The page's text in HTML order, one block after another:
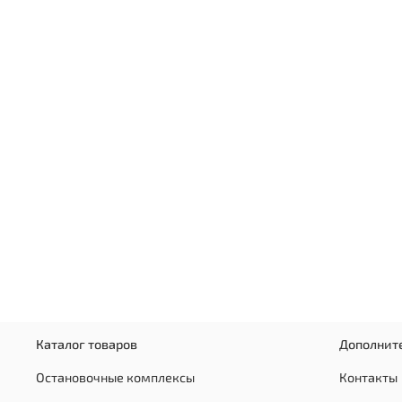
Каталог товаров
Остановочные комплексы
Контакты